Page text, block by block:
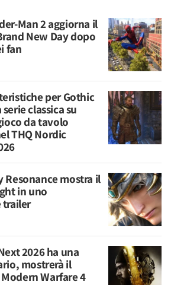
Man 2 aggiorna il
New Day dopo
fan
per Gothic
classica su
da tavolo
THQ Nordic
Resonance mostra il
in uno
trailer
2026 ha una
mostrerà il
Warfare 4